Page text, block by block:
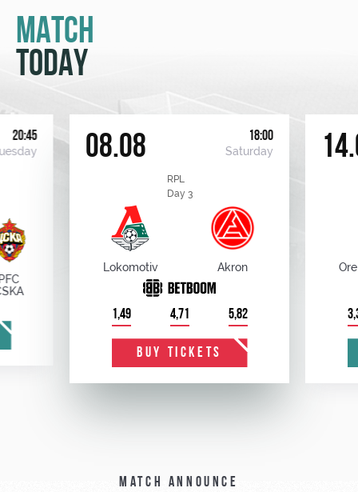
MATCH
TODAY
20:45 08.08 18:00
Saturday
RPL
Day 3
Lokomotiv Akron
1,49 4,71 5,82
BUY TICKETS
Match announce